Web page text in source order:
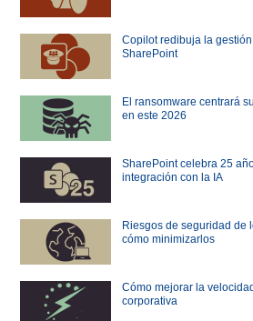
Copilot redibuja la
SharePoint
El ransomware centrará
en este 2026
SharePoint celebra 25
integración con la IA
Riesgos de seguridad de
cómo minimizarlos
Cómo mejorar la
corporativa